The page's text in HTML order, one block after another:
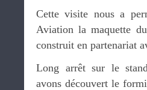
Cette visite nous a
Aviation la maquette
construit en partenariat
Long arrêt sur le
avons découvert le